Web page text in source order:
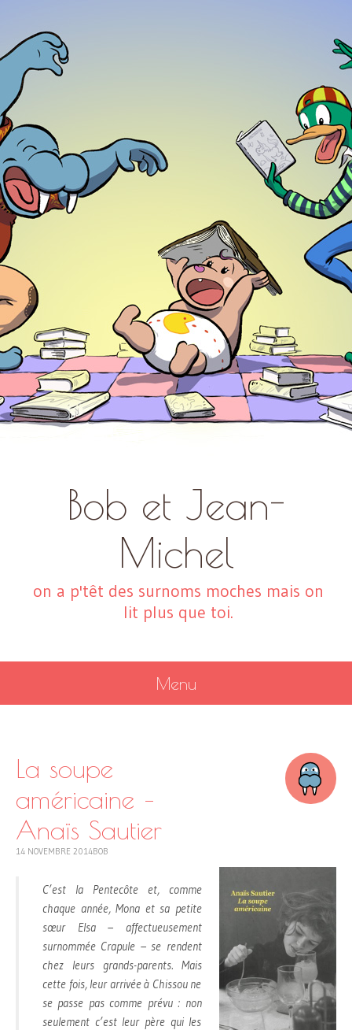
Bob et Jean-
Michel
on a p'têt des surnoms moches mais on
lit plus que toi.
Menu
CONTENT
La soupe
américaine –
Anaïs Sautier
14 NOVEMBRE 2014BOB
C’est la Pentecôte et, comme
chaque année, Mona et sa petite
sœur Elsa – affectueusement
surnommée Crapule – se rendent
chez leurs grands-parents. Mais
cette fois, leur arrivée à Chissou ne
se passe pas comme prévu : non
seulement c’est leur père qui les